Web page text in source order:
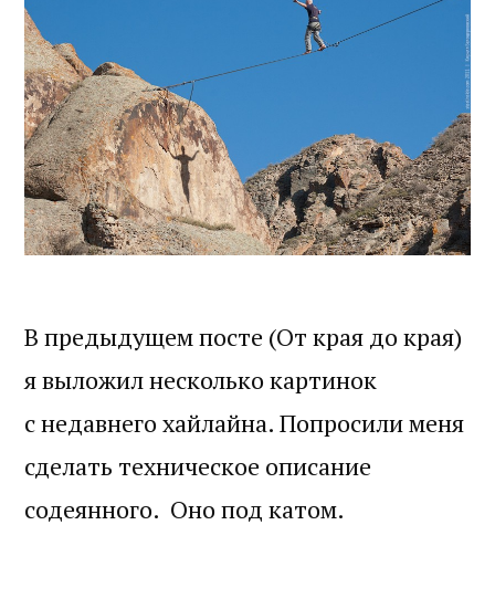
В предыдущем посте (От края до края)
я выложил несколько картинок
с недавнего хайлайна. Попросили меня
сделать техническое описание
содеянного. Оно под катом.